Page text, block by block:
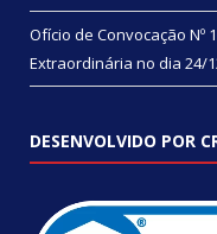
Ofício de Convocação Nº
Extraordinária no dia 24/
DESENVOLVIDO POR